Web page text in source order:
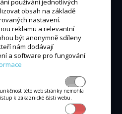
POKLADNA
D3M
používání jednotlivých
obsah na základě
nastavení.
reklamu a relevantní
být anonymně sdíleny
nám dodávají
a software pro fungování
této web stránky nemohla
k zákaznické části webu.